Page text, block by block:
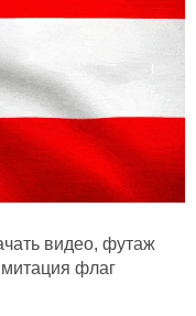
видео, футаж
флаг